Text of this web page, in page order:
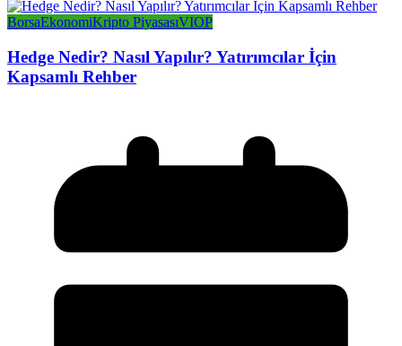
BorsaEkonomiKripto PiyasasıVIOP
Hedge Nedir? Nasıl Yapılır? Yatırımcılar İçin
Kapsamlı Rehber